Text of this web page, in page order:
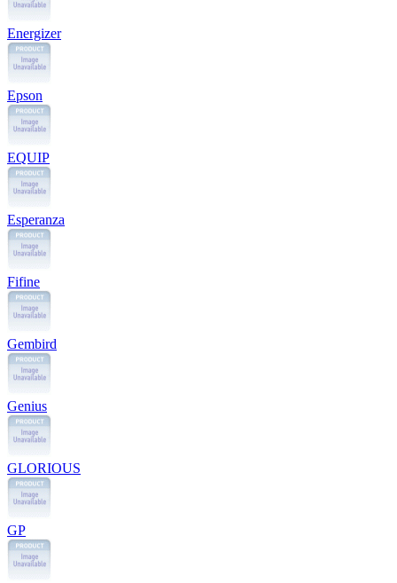
Energizer
Epson
EQUIP
Esperanza
Fifine
Gembird
Genius
GLORIOUS
GP